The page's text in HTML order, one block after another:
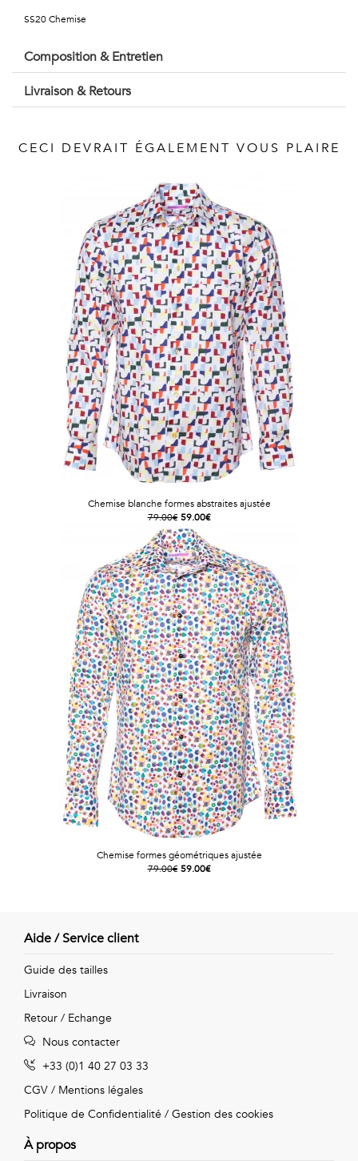
Voyages
Vintage
SS20 Chemise
Composition & Entretien
Livraison & Retours
CECI DEVRAIT ÉGALEMENT VOUS PLAIRE
Chemise blanche formes abstraites ajustée
79.00€ 59.00€
Chemise formes géométriques ajustée
79.00€ 59.00€
Aide / Service client
Guide des tailles
Livraison
Retour / Echange
Nous contacter
+33 (0)1 40 27 03 33
CGV / Mentions légales
Politique de Confidentialité / Gestion des cookies
À propos